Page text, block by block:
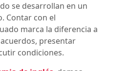
se desarrollan en un
Contar con el
marca la diferencia a
presentar
condiciones.